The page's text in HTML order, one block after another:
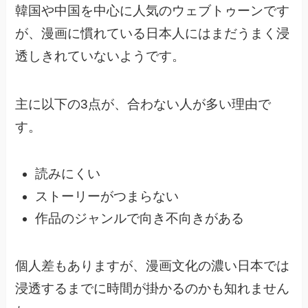
韓国や中国を中心に人気のウェブトゥーンです
が、漫画に慣れている日本人にはまだうまく浸
透しきれていないようです。
主に以下の3点が、合わない人が多い理由で
す。
読みにくい
ストーリーがつまらない
作品のジャンルで向き不向きがある
個人差もありますが、漫画文化の濃い日本では
浸透するまでに時間が掛かるのかも知れません